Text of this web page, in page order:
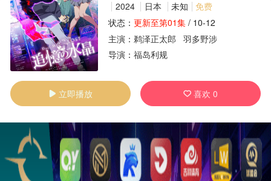
2024 日本 未知
免费
状态： 更新至第01集/ 10-12
主演： 鹈泽正太郎
羽多野涉
导演： 福岛利规
 立即播放  喜欢0
广告